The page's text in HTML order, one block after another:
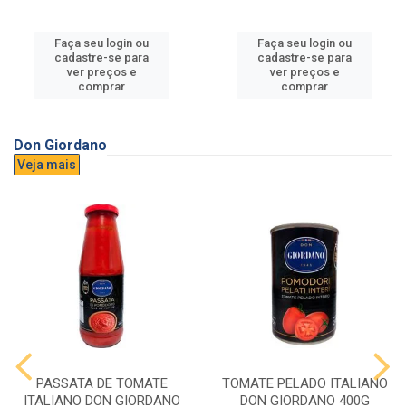
Faça seu login ou
cadastre-se para
ver preços e
comprar
Faça seu login ou
cadastre-se para
ver preços e
comprar
Don Giordano
Veja mais
PASSATA DE TOMATE
ITALIANO DON GIORDANO
TOMATE PELADO ITALIANO
DON GIORDANO 400G